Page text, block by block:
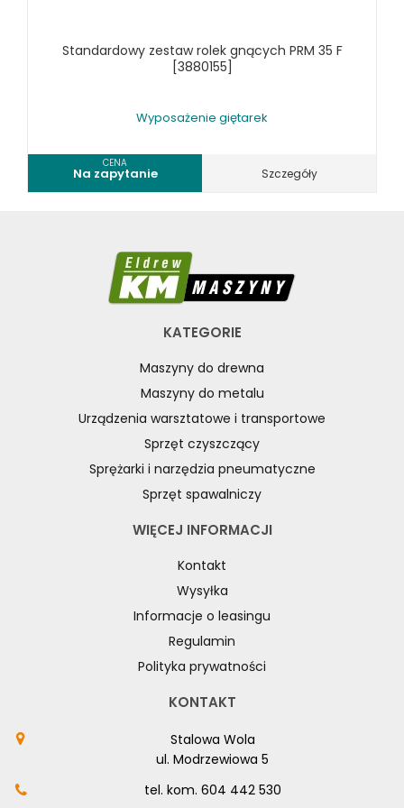
KOSZT DOSTAWY
Standardowy zestaw rolek gnących PRM 35 F
[3880155]
Wyposażenie giętarek
CENA
Na zapytanie Szczegóły
KATEGORIE
Maszyny do drewna
Maszyny do metalu
Urządzenia warsztatowe i transportowe
Sprzęt czyszczący
Sprężarki i narzędzia pneumatyczne
Sprzęt spawalniczy
WIĘCEJ INFORMACJI
Kontakt
Wysyłka
Informacje o leasingu
Regulamin
Polityka prywatności
KONTAKT
Stalowa Wola
ul. Modrzewiowa 5
tel. kom. 604 442 530